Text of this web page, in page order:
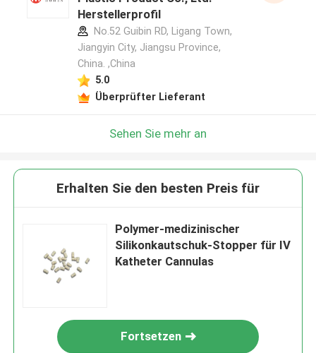
Herstellerprofil
No.52 Guibin RD, Ligang Town,
Jiangyin City, Jiangsu Province,
China. ,China
5.0
Überprüfter Lieferant
Sehen Sie mehr an
Erhalten Sie den besten Preis für
Polymer-medizinischer
Silikonkautschuk-Stopper für IV
Katheter Cannulas
Fortsetzen